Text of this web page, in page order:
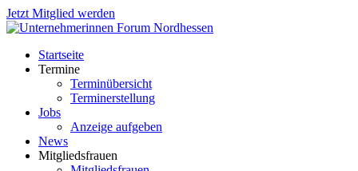
Jetzt Mitglied werden
Startseite
Termine
Terminübersicht
Terminerstellung
Jobs
Anzeige aufgeben
News
Mitgliedsfrauen